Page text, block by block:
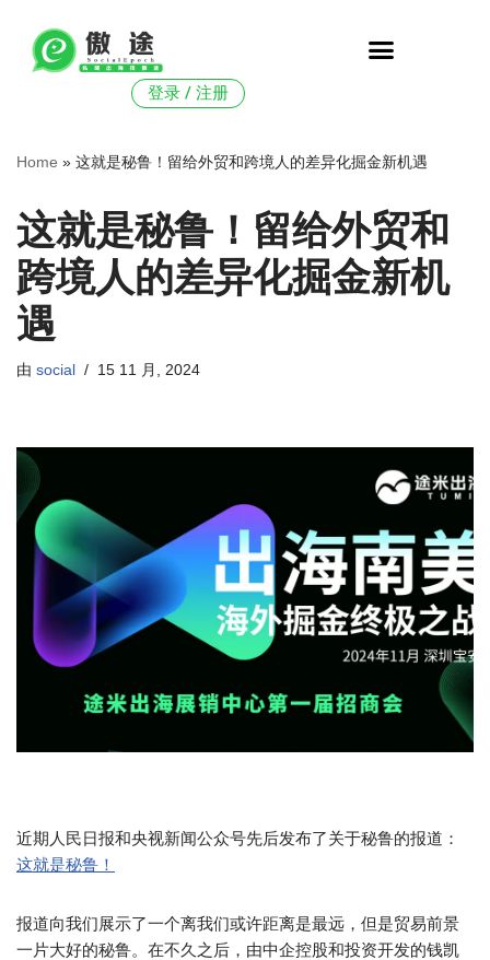
跳
登录 / 注册
Home » 这就是秘鲁！留给外贸和跨境人的差异化掘金新机遇
这就是秘鲁！留给外贸和
跨境人的差异化掘金新机
遇
由 social 15 11 月, 2024
近期人民日报和央视新闻公众号先后发布了关于秘鲁的报道：
这就是秘鲁！
报道向我们展示了一个离我们或许距离是最远，但是贸易前景
一片大好的秘鲁。在不久之后，由中企控股和投资开发的钱凯